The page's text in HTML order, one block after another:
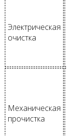
Электрическая
очистка
Механическая
прочистка